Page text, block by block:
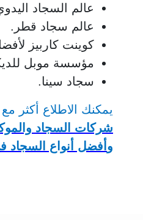
عالم السجاد
عالم سجاد قطر.
كوينت كاربيز
مؤسسة موبل
سجاد سينا.
يمكنك الاطلاع أكثر
شركات السجاد
و أفضل أنواع السجاد